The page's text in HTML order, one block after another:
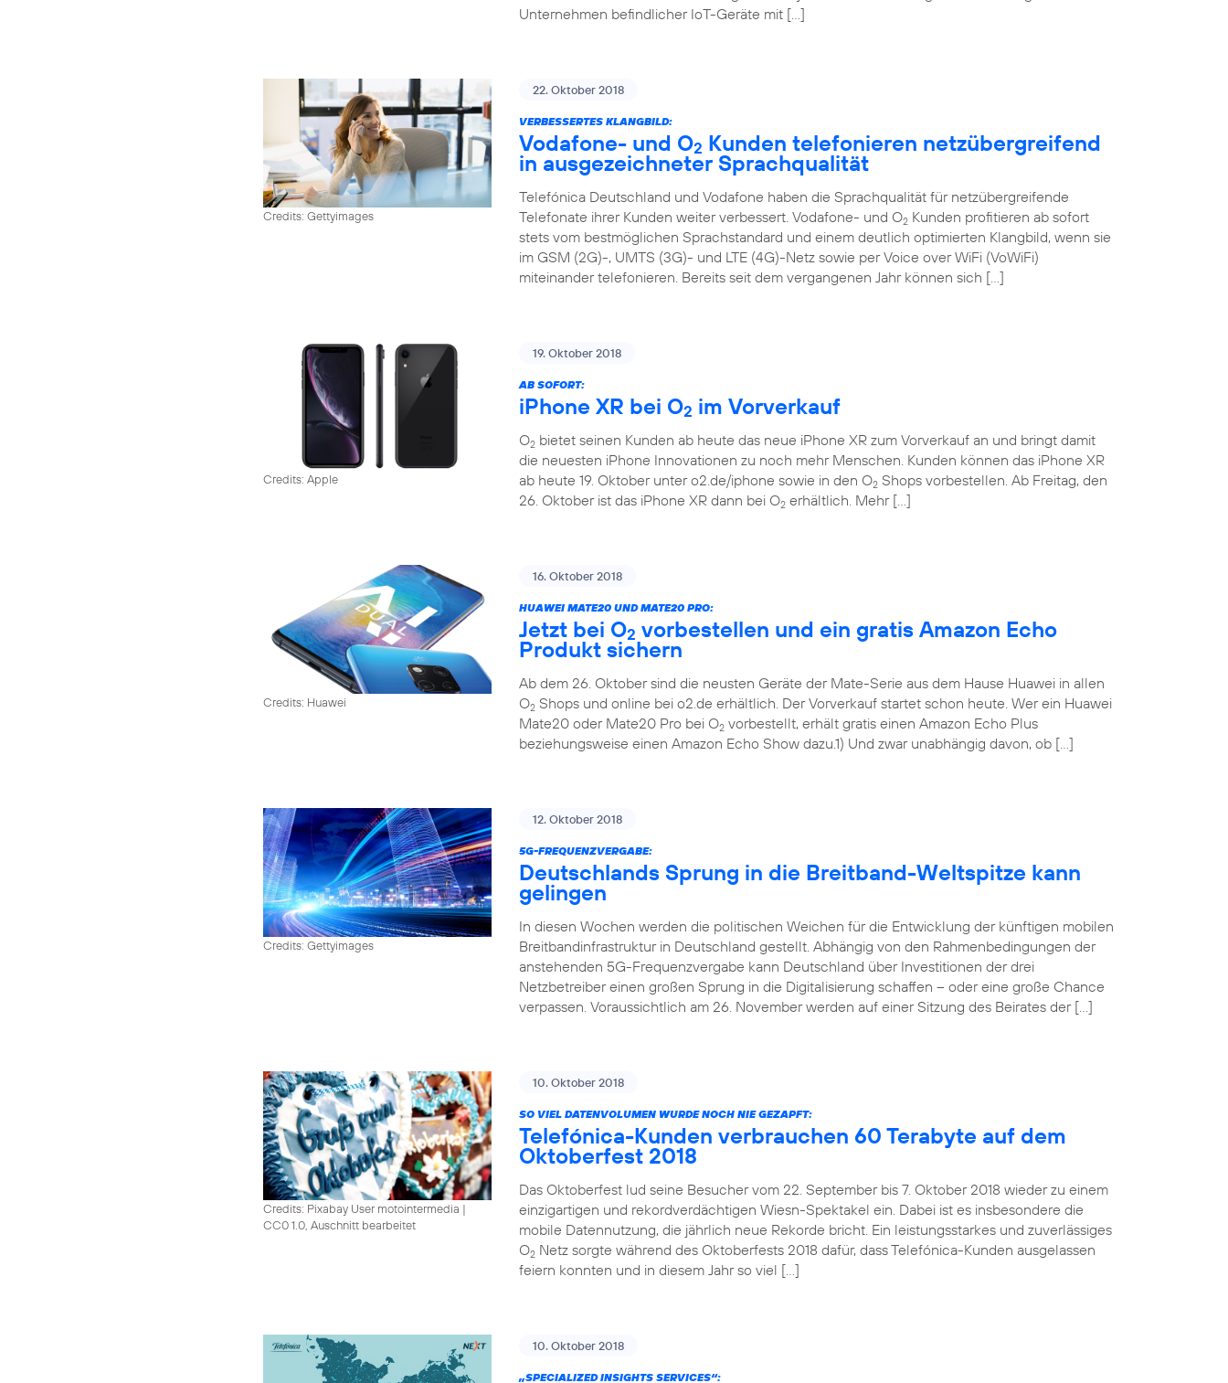
Unternehmen befindlicher IoT-Geräte mit […]
Credits: Gettyimages
22. Oktober 2018
VERBESSERTES KLANGBILD:
Vodafone- und O2 Kunden telefonieren netzübergreifend
in ausgezeichneter Sprachqualität
Telefónica Deutschland und Vodafone haben die Sprachqualität für netzübergreifende
Telefonate ihrer Kunden weiter verbessert. Vodafone- und O2 Kunden profitieren ab sofort
stets vom bestmöglichen Sprachstandard und einem deutlich optimierten Klangbild, wenn sie
im GSM (2G)-, UMTS (3G)- und LTE (4G)-Netz sowie per Voice over WiFi (VoWiFi)
miteinander telefonieren. Bereits seit dem vergangenen Jahr können sich […]
Credits: Apple
19. Oktober 2018
AB SOFORT:
iPhone XR bei O2 im Vorverkauf
O2 bietet seinen Kunden ab heute das neue iPhone XR zum Vorverkauf an und bringt damit
die neuesten iPhone Innovationen zu noch mehr Menschen. Kunden können das iPhone XR
ab heute 19. Oktober unter o2.de/iphone sowie in den O2 Shops vorbestellen. Ab Freitag, den
26. Oktober ist das iPhone XR dann bei O2 erhältlich. Mehr […]
Credits: Huawei
16. Oktober 2018
HUAWEI MATE20 UND MATE20 PRO:
Jetzt bei O2 vorbestellen und ein gratis Amazon Echo
Produkt sichern
Ab dem 26. Oktober sind die neusten Geräte der Mate-Serie aus dem Hause Huawei in allen
O2 Shops und online bei o2.de erhältlich. Der Vorverkauf startet schon heute. Wer ein Huawei
Mate20 oder Mate20 Pro bei O2 vorbestellt, erhält gratis einen Amazon Echo Plus
beziehungsweise einen Amazon Echo Show dazu.1) Und zwar unabhängig davon, ob […]
Credits: Gettyimages
12. Oktober 2018
5G-FREQUENZVERGABE:
Deutschlands Sprung in die Breitband-Weltspitze kann
gelingen
In diesen Wochen werden die politischen Weichen für die Entwicklung der künftigen mobilen
Breitbandinfrastruktur in Deutschland gestellt. Abhängig von den Rahmenbedingungen der
anstehenden 5G-Frequenzvergabe kann Deutschland über Investitionen der drei
Netzbetreiber einen großen Sprung in die Digitalisierung schaffen – oder eine große Chance
verpassen. Voraussichtlich am 26. November werden auf einer Sitzung des Beirates der […]
Credits: Pixabay User motointermedia |
CC0 1.0, Auschnitt bearbeitet
10. Oktober 2018
SO VIEL DATENVOLUMEN WURDE NOCH NIE GEZAPFT:
Telefónica-Kunden verbrauchen 60 Terabyte auf dem
Oktoberfest 2018
Das Oktoberfest lud seine Besucher vom 22. September bis 7. Oktober 2018 wieder zu einem
einzigartigen und rekordverdächtigen Wiesn-Spektakel ein. Dabei ist es insbesondere die
mobile Datennutzung, die jährlich neue Rekorde bricht. Ein leistungsstarkes und zuverlässiges
O2 Netz sorgte während des Oktoberfests 2018 dafür, dass Telefónica-Kunden ausgelassen
feiern konnten und in diesem Jahr so viel […]
10. Oktober 2018
„SPECIALIZED INSIGHTS SERVICES“: